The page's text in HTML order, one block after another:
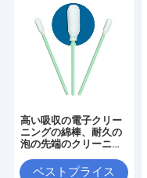
高い吸収の電子クリー
ニングの綿棒、耐久の
泡の先端のクリーニン
ベストプライス